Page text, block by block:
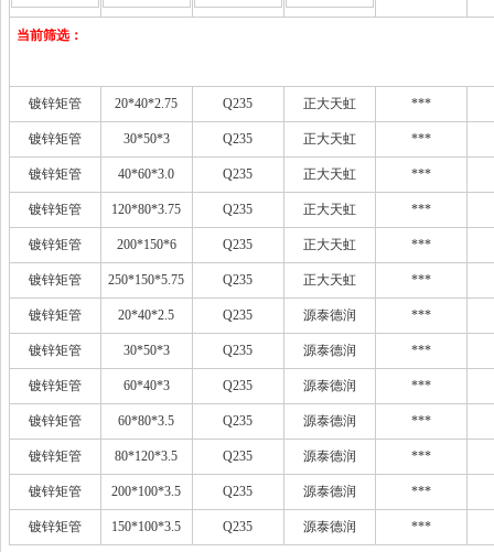
当前筛选：
镀锌矩管 20*40*2.75 Q235 正大天虹 ***
镀锌矩管 30*50*3 Q235 正大天虹 ***
镀锌矩管 40*60*3.0 Q235 正大天虹 ***
镀锌矩管 120*80*3.75 Q235 正大天虹 ***
镀锌矩管 200*150*6 Q235 正大天虹 ***
镀锌矩管 250*150*5.75 Q235 正大天虹 ***
镀锌矩管 20*40*2.5 Q235 源泰德润 ***
镀锌矩管 30*50*3 Q235 源泰德润 ***
镀锌矩管 60*40*3 Q235 源泰德润 ***
镀锌矩管 60*80*3.5 Q235 源泰德润 ***
镀锌矩管 80*120*3.5 Q235 源泰德润 ***
镀锌矩管 200*100*3.5 Q235 源泰德润 ***
镀锌矩管 150*100*3.5 Q235 源泰德润 ***